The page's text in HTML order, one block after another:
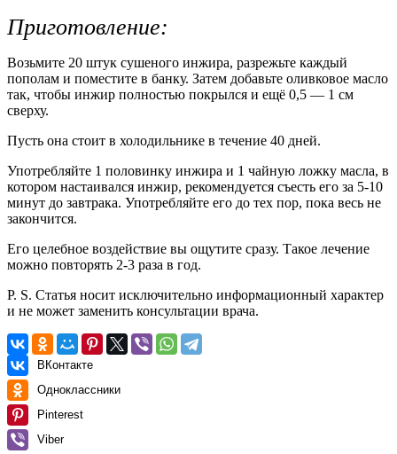
Приготовление:
Возьмите 20 штук сушеного инжира, разрежьте каждый
пополам и поместите в банку. Затем добавьте оливковое масло
так, чтобы инжир полностью покрылся и ещё 0,5 — 1 см
сверху.
Пусть она стоит в холодильнике в течение 40 дней.
Употребляйте 1 половинку инжира и 1 чайную ложку масла, в
котором настаивался инжир, рекомендуется съесть его за 5-10
минут до завтрака. Употребляйте его до тех пор, пока весь не
закончится.
Его целебное воздействие вы ощутите сразу. Такое лечение
можно повторять 2-3 раза в год.
Р. S. Статья носит исключительно информационный характер
и не может заменить консультации врача.
ВКонтакте
Одноклассники
Pinterest
Viber